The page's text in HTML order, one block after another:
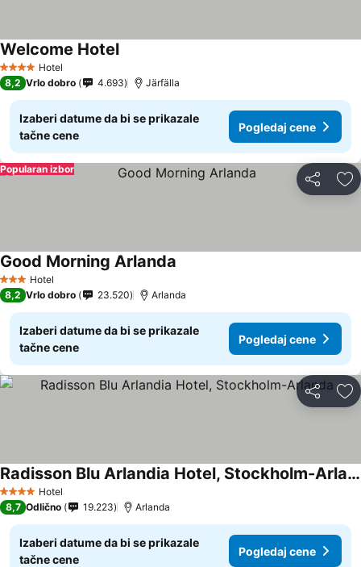
4 ZvezdiceHotel
Welcome Hotel
8,2 Vrlo dobro 4.693 Järfälla
Izaberi datume da bi se prikazale
tačne cene
Pogledaj cene
Deli
Popularan izbor
3 Zvezdice
Hotel
Good Morning Arlanda
8,2 Vrlo dobro 23.520 Arlanda
Izaberi datume da bi se prikazale
tačne cene
Pogledaj cene
Deli
4 ZvezdiceHotel
Radisson Blu Arlandia Hotel, Stockholm-Arlanda
8,7 Odlično 19.223 Arlanda
Izaberi datume da bi se prikazale
tačne cene
Pogledaj cene